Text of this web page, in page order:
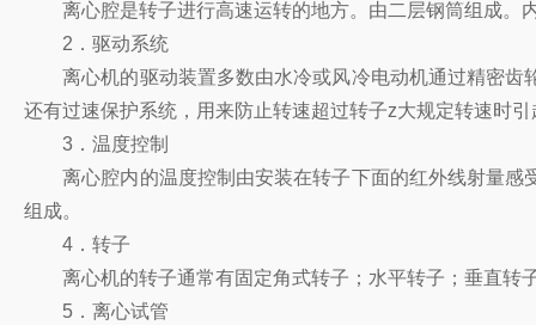
离心腔是转子进行高速运转的地方。由二层钢筒组成。
2．驱动系统
离心机的驱动装置多数由水冷或风冷电动机通过精密齿
还有过速保护系统，用来防止转速超过转子z大规定转速时
3．温度控制
离心腔内的温度控制由安装在转子下面的红外线射量感
组成。
4．转子
离心机的转子通常有固定角式转子；水平转子；垂直转
5．离心试管